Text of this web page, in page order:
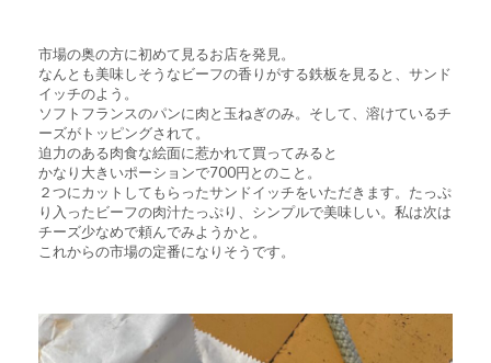
市場の奥の方に初めて見るお店を発見。
なんとも美味しそうなビーフの香りがする鉄板を見ると、サンド
イッチのよう。
ソフトフランスのパンに肉と玉ねぎのみ。そして、溶けているチ
ーズがトッピングされて。
迫力のある肉食な絵面に惹かれて買ってみると
かなり大きいポーションで700円とのこと。
２つにカットしてもらったサンドイッチをいただきます。たっぷ
り入ったビーフの肉汁たっぷり、シンプルで美味しい。私は次は
チーズ少なめで頼んでみようかと。
これからの市場の定番になりそうです。